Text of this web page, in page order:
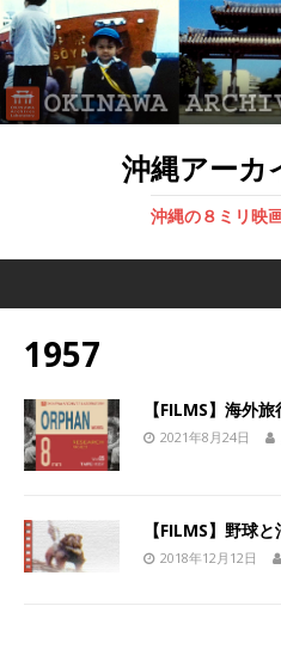
沖縄アーカ
沖縄の８ミリ映
1957
【FILMS】海外
2021年8月24日
【FILMS】野球
2018年12月12日